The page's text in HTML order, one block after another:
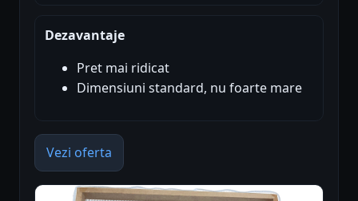
Dezavantaje
Pret mai ridicat
Dimensiuni standard, nu foarte mare
Vezi oferta